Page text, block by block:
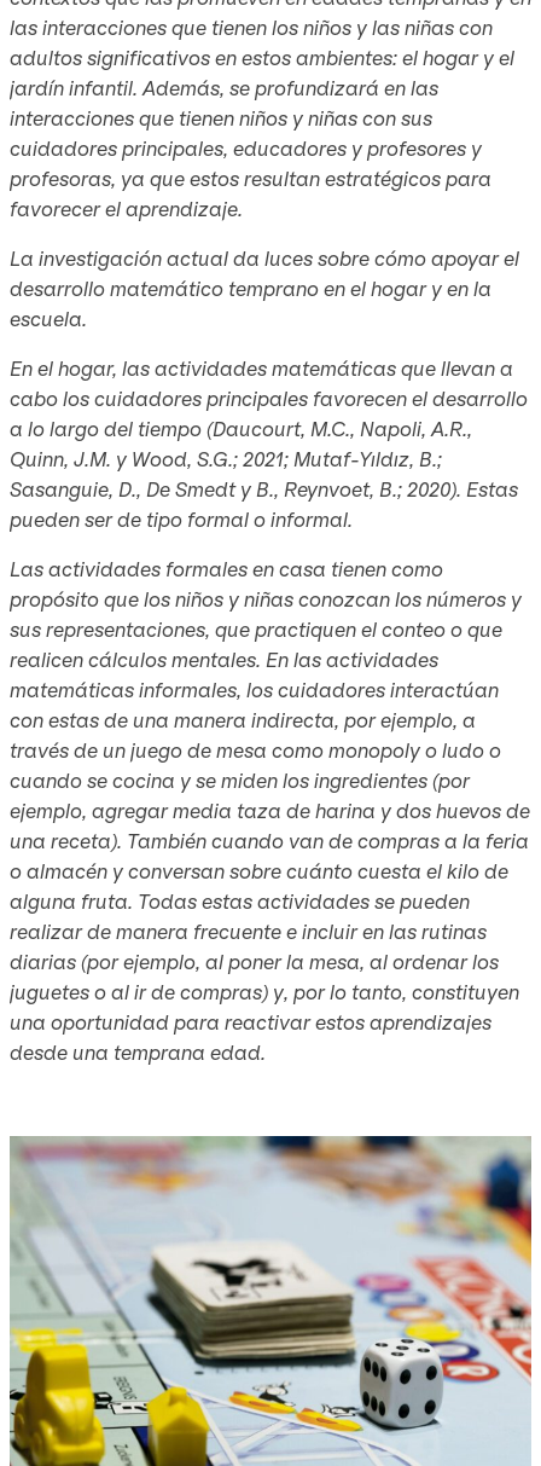
las interacciones que tienen los niños y las niñas con
adultos significativos en estos ambientes: el hogar y el
jardín infantil. Además, se profundizará en las
interacciones que tienen niños y niñas con sus
cuidadores principales, educadores y profesores y
profesoras, ya que estos resultan estratégicos para
favorecer el aprendizaje.
La investigación actual da luces sobre cómo apoyar el
desarrollo matemático temprano en el hogar y en la
escuela.
En el hogar, las actividades matemáticas que llevan a
cabo los cuidadores principales favorecen el desarrollo
a lo largo del tiempo (Daucourt, M.C., Napoli, A.R.,
Quinn, J.M. y Wood, S.G.; 2021; Mutaf-Yıldız, B.;
Sasanguie, D., De Smedt y B., Reynvoet, B.; 2020). Estas
pueden ser de tipo formal o informal.
Las actividades formales en casa tienen como
propósito que los niños y niñas conozcan los números y
sus representaciones, que practiquen el conteo o que
realicen cálculos mentales. En las actividades
matemáticas informales, los cuidadores interactúan
con estas de una manera indirecta, por ejemplo, a
través de un juego de mesa como monopoly o ludo o
cuando se cocina y se miden los ingredientes (por
ejemplo, agregar media taza de harina y dos huevos de
una receta). También cuando van de compras a la feria
o almacén y conversan sobre cuánto cuesta el kilo de
alguna fruta. Todas estas actividades se pueden
realizar de manera frecuente e incluir en las rutinas
diarias (por ejemplo, al poner la mesa, al ordenar los
juguetes o al ir de compras) y, por lo tanto, constituyen
una oportunidad para reactivar estos aprendizajes
desde una temprana edad.